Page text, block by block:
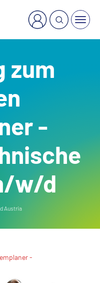
zum
-
w/d
Austria
-